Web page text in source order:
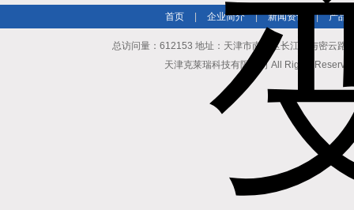
首页 企业简介 | 新闻资讯 | 产品
总访问量：612153 地址：天津市南开区长江道与密云
天津克莱瑞科技有限公司 All Rights